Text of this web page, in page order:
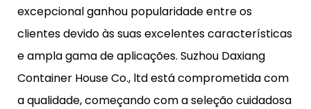
excepcional ganhou popularidade entre os
clientes devido às suas excelentes características
e ampla gama de aplicações. Suzhou Daxiang
Container House Co., ltd está comprometida com
a qualidade, começando com a seleção cuidadosa